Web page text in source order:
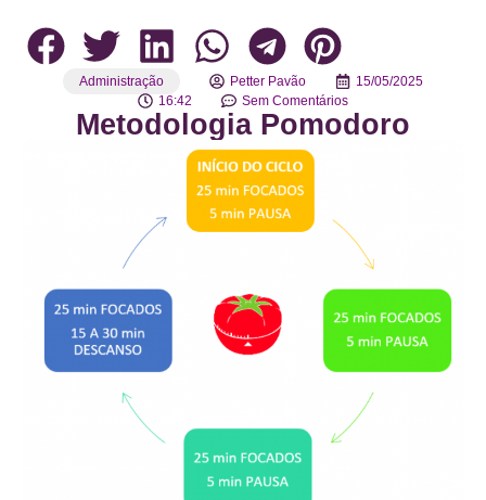
Administração Petter Pavão
15/05/2025
16:42
Sem Comentários
Metodologia Pomodoro